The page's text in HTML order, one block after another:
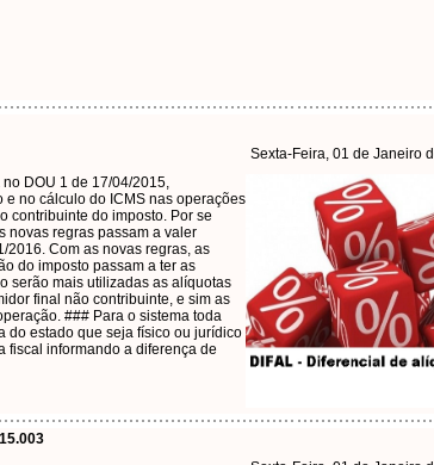
Sexta-Feira, 01 de Janeiro
DOU 1 de 17/04/2015,
no cálculo do ICMS nas operações
contribuinte do imposto. Por se
novas regras passam a valer
2016. Com as novas regras, as
do imposto passam a ter as
serão mais utilizadas as alíquotas
final não contribuinte, e sim as
### Para o sistema toda
do estado que seja físico ou jurídico
fiscal informando a diferença de